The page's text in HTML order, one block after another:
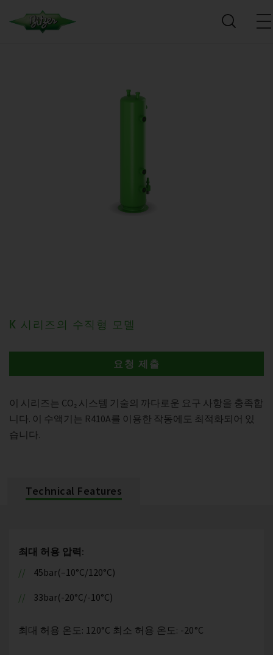
K 시리즈의 수직형 모델
이 시리즈는 CO₂ 시스템 기술의 까다로운 요구 사항을 충족합
니다. 이 수액기는 R410A를 이용한 작동에도 최적화되어 있
습니다.
요청 제출
Technical Features
최대 허용 압력:
45bar(–10°C/120°C)
33bar(-20°C/-10°C)
최대 허용 온도: 120°C 최소 허용 온도: -20°C